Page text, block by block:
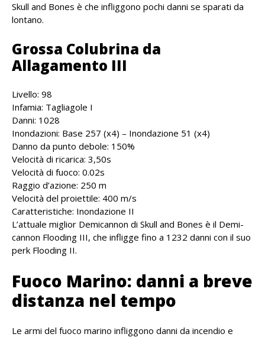
Skull and Bones è che infliggono pochi danni se sparati da
lontano.
Grossa Colubrina da
Allagamento III
Livello: 98
Infamia: Tagliagole I
Danni: 1028
Inondazioni: Base 257 (x4) – Inondazione 51 (x4)
Danno da punto debole: 150%
Velocità di ricarica: 3,50s
Velocità di fuoco: 0.02s
Raggio d’azione: 250 m
Velocità del proiettile: 400 m/s
Caratteristiche: Inondazione II
L’attuale miglior Demicannon di Skull and Bones è il Demi-
cannon Flooding III, che infligge fino a 1232 danni con il suo
perk Flooding II.
Fuoco Marino: danni a breve
distanza nel tempo
Le armi del fuoco marino infliggono danni da incendio e